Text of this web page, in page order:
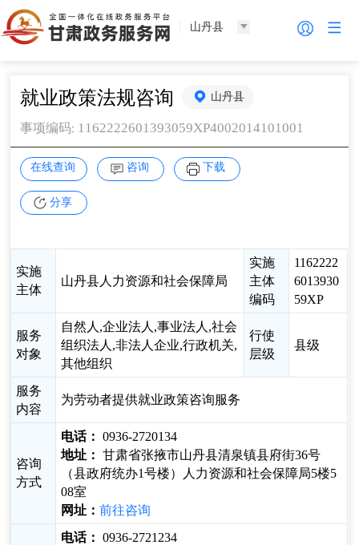
山丹县
就业政策法规咨询 山丹县
事项编码: 1162222601393059XP4002014101001
在线查询 咨询 下载
分享
实施
主体
山丹县人力资源和社会保障局
实施
主体
编码
1162222
6013930
59XP
服务
对象
自然人,企业法人,事业法人,社会
组织法人,非法人企业,行政机关,
其他组织
行使
层级
县级
服务
内容
为劳动者提供就业政策咨询服务
咨询
方式
电话： 0936-2720134
地址： 甘肃省张掖市山丹县清泉镇县府街36号
（县政府统办1号楼）人力资源和社会保障局5楼5
08室
网址：前往咨询
电话： 0936-2721234